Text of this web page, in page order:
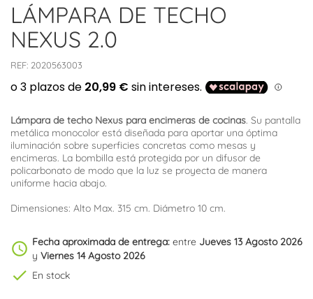
LÁMPARA DE TECHO
NEXUS 2.0
REF: 2020563003
Lámpara de techo Nexus para encimeras de cocinas. Su pantalla
metálica monocolor está diseñada para aportar una óptima
iluminación sobre superficies concretas como mesas y
encimeras. La bombilla está protegida por un difusor de
policarbonato de modo que la luz se proyecta de manera
uniforme hacia abajo.
Dimensiones: Alto Max. 315 cm. Diámetro 10 cm.
schedule Fecha aproximada de entrega: entre Jueves 13 Agosto 2026
y Viernes 14 Agosto 2026
check En stock